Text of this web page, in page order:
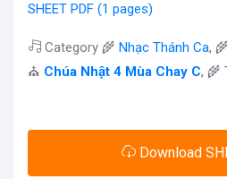
SHEET PDF (1 pages)
Category 🌾 Nhạc Thánh Ca, 🌾
⛪ Chúa Nhật 4 Mùa Chay C, 🌾
Download